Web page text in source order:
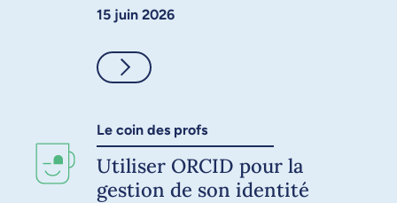
15 juin 2026
Consulter
Le coin des profs
Utiliser ORCID pour la
gestion de son identité